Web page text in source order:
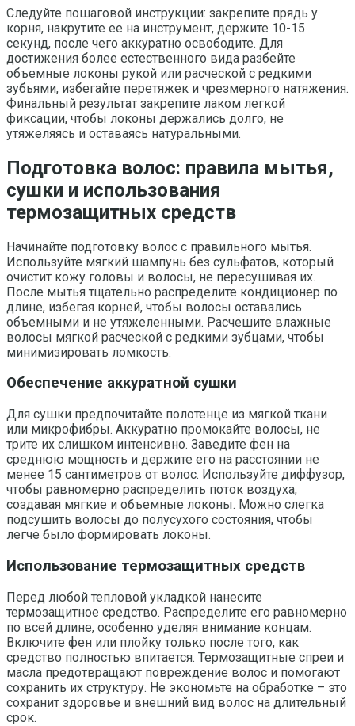
Следуйте пошаговой инструкции: закрепите прядь у
корня, накрутите ее на инструмент, держите 10-15
секунд, после чего аккуратно освободите. Для
достижения более естественного вида разбейте
объемные локоны рукой или расческой с редкими
зубьями, избегайте перетяжек и чрезмерного натяжения.
Финальный результат закрепите лаком легкой
фиксации, чтобы локоны держались долго, не
утяжеляясь и оставаясь натуральными.
Подготовка волос: правила мытья,
сушки и использования
термозащитных средств
Начинайте подготовку волос с правильного мытья.
Используйте мягкий шампунь без сульфатов, который
очистит кожу головы и волосы, не пересушивая их.
После мытья тщательно распределите кондиционер по
длине, избегая корней, чтобы волосы оставались
объемными и не утяжеленными. Расчешите влажные
волосы мягкой расческой с редкими зубцами, чтобы
минимизировать ломкость.
Обеспечение аккуратной сушки
Для сушки предпочитайте полотенце из мягкой ткани
или микрофибры. Аккуратно промокайте волосы, не
трите их слишком интенсивно. Заведите фен на
среднюю мощность и держите его на расстоянии не
менее 15 сантиметров от волос. Используйте диффузор,
чтобы равномерно распределить поток воздуха,
создавая мягкие и объемные локоны. Можно слегка
подсушить волосы до полусухого состояния, чтобы
легче было формировать локоны.
Использование термозащитных средств
Перед любой тепловой укладкой нанесите
термозащитное средство. Распределите его равномерно
по всей длине, особенно уделяя внимание концам.
Включите фен или плойку только после того, как
средство полностью впитается. Термозащитные спреи и
масла предотвращают повреждение волос и помогают
сохранить их структуру. Не экономьте на обработке – это
сохранит здоровье и внешний вид волос на длительный
срок.